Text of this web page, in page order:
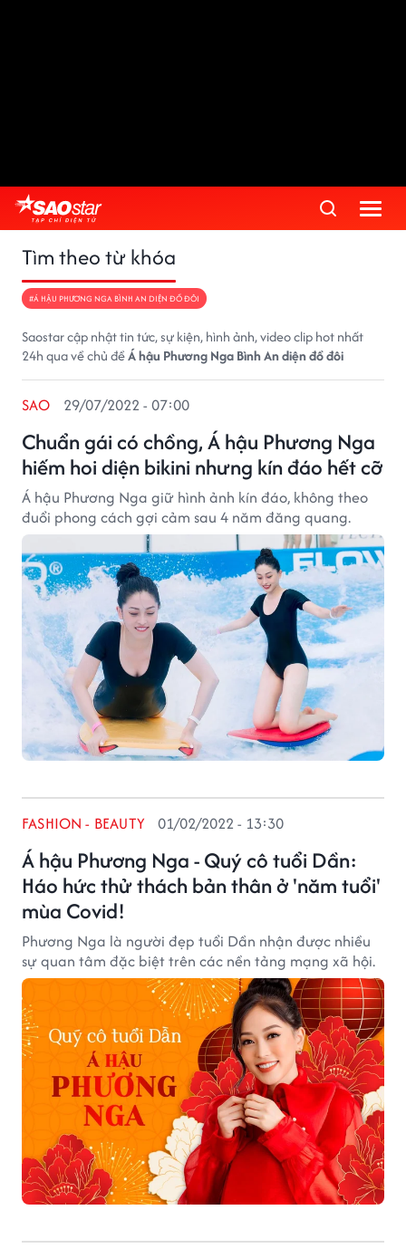
Tìm theo từ khóa
#Á HẬU PHƯƠNG NGA BÌNH AN DIỆN ĐỒ ĐÔI
Saostar cập nhật tin tức, sự kiện, hình ảnh, video clip hot nhất
24h qua về chủ đềÁ hậu Phương Nga Bình An diện đồ đôi
Chuẩn gái có chồng, Á hậu Phương Nga
hiếm hoi diện bikini nhưng kín đáo hết cỡ
SAO 29/07/2022 - 07:00
Á hậu Phương Nga giữ hình ảnh kín đáo, không theo
đuổi phong cách gợi cảm sau 4 năm đăng quang.
Á hậu Phương Nga - Quý cô tuổi Dần:
Háo hức thử thách bản thân ở 'năm tuổi'
mùa Covid!
FASHION - BEAUTY 01/02/2022 - 13:30
Phương Nga là người đẹp tuổi Dần nhận được nhiều
sự quan tâm đặc biệt trên các nền tảng mạng xã hội.